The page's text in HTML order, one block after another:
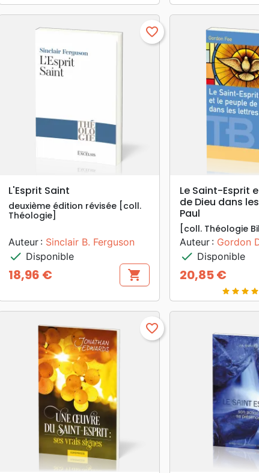
searchAPERÇU RAPIDE
favorite_border
L'Esprit Saint
deuxième édition révisée [coll.
Théologie]
Auteur : Sinclair B. Ferguson
check Disponible
Prix
18,96 € shopping_cart
search
Le Saint-Esprit
de Dieu dans
Paul
[coll. Théologie
Auteur : Gordon
check Disponible
Prix
20,85 €
star star star star
favorite_border